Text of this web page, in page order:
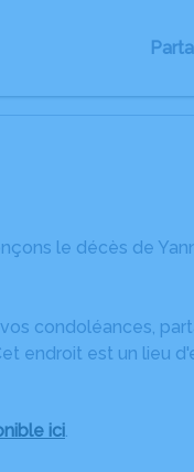
le décès de
condoléances,
endroit est un lieu
ici.